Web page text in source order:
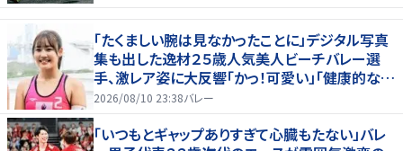
「たくましい腕は見なかったことに」デジタル写真
集も出した逸材２５歳人気美人ビーチバレー選
手、激レア姿に大反響「かっ！可愛い」「健康的なキ
レイさ」
2026/08/10 23:38バレー
「いつもとギャップありすぎて心臓もたない」バレ